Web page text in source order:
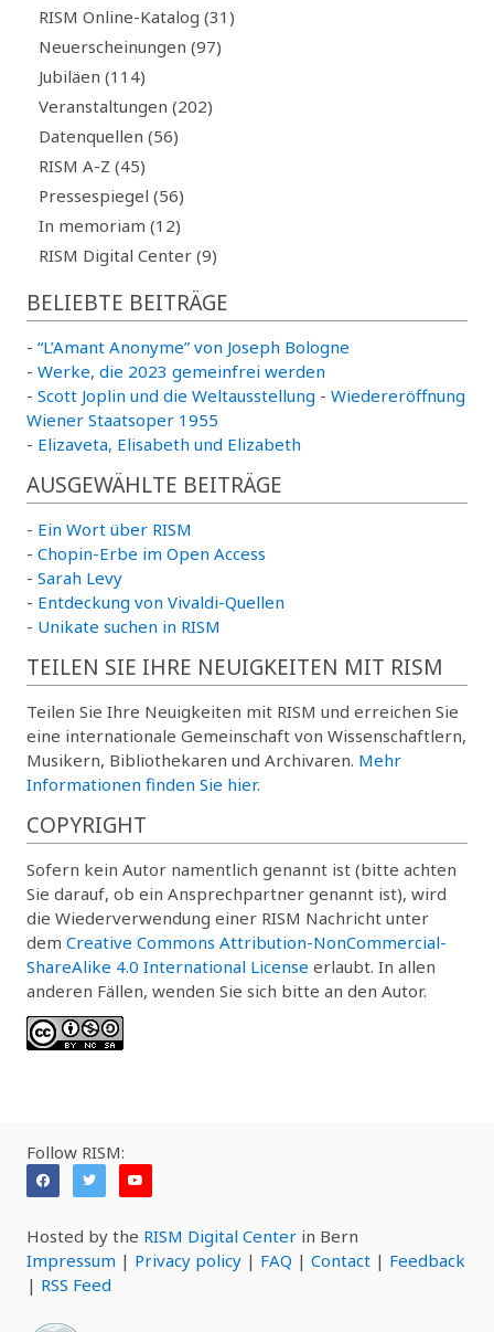
RISM Online-Katalog (31)
Neuerscheinungen (97)
Jubiläen (114)
Veranstaltungen (202)
Datenquellen (56)
RISM A-Z (45)
Pressespiegel (56)
In memoriam (12)
RISM Digital Center (9)
BELIEBTE BEITRÄGE
- “L’Amant Anonyme” von Joseph Bologne
- Werke, die 2023 gemeinfrei werden
- Scott Joplin und die Weltausstellung - Wiedereröffnung
Wiener Staatsoper 1955
- Elizaveta, Elisabeth und Elizabeth
AUSGEWÄHLTE BEITRÄGE
- Ein Wort über RISM
- Chopin-Erbe im Open Access
- Sarah Levy
- Entdeckung von Vivaldi-Quellen
- Unikate suchen in RISM
TEILEN SIE IHRE NEUIGKEITEN MIT RISM
Teilen Sie Ihre Neuigkeiten mit RISM und erreichen Sie
eine internationale Gemeinschaft von Wissenschaftlern,
Musikern, Bibliothekaren und Archivaren. Mehr
Informationen finden Sie hier.
COPYRIGHT
Sofern kein Autor namentlich genannt ist (bitte achten
Sie darauf, ob ein Ansprechpartner genannt ist), wird
die Wiederverwendung einer RISM Nachricht unter
dem Creative Commons Attribution-NonCommercial-
ShareAlike 4.0 International License erlaubt. In allen
anderen Fällen, wenden Sie sich bitte an den Autor.
Follow RISM:
Hosted by the RISM Digital Center in Bern
Impressum | Privacy policy | FAQ | Contact | Feedback
| RSS Feed